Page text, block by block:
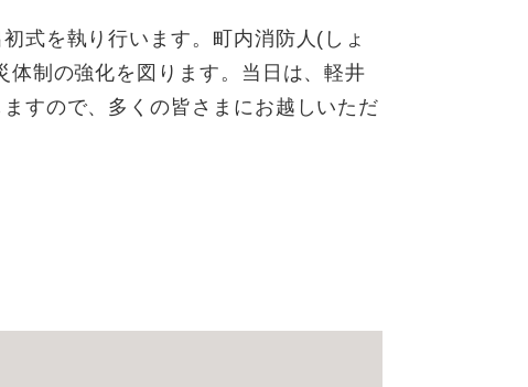
式を執り行います。町内消防人(しょ
体制の強化を図ります。当日は、軽井
すので、多くの皆さまにお越しいただ